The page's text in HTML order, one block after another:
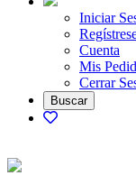
Iniciar
Cuenta
Mis
Cerrar